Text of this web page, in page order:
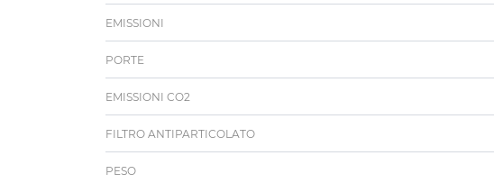
EMISSIONI
PORTE
EMISSIONI CO2
FILTRO ANTIPARTICOLATO
PESO